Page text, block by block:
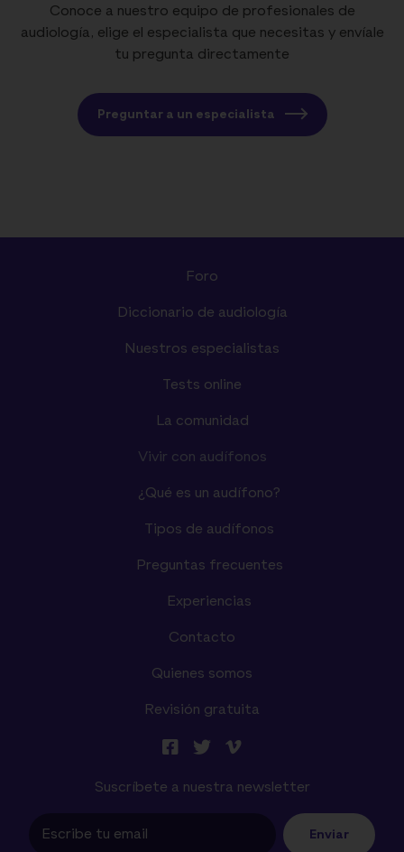
Conoce a nuestro equipo de profesionales de
audiología, elige el especialista que necesitas y envíale
tu pregunta directamente
Preguntar a un especialista
Foro
Diccionario de audiología
Nuestros especialistas
Tests online
La comunidad
Vivir con audífonos
¿Qué es un audífono?
Tipos de audífonos
Preguntas frecuentes
Experiencias
Contacto
Quienes somos
Revisión gratuita
Suscríbete a nuestra newsletter
Enviar